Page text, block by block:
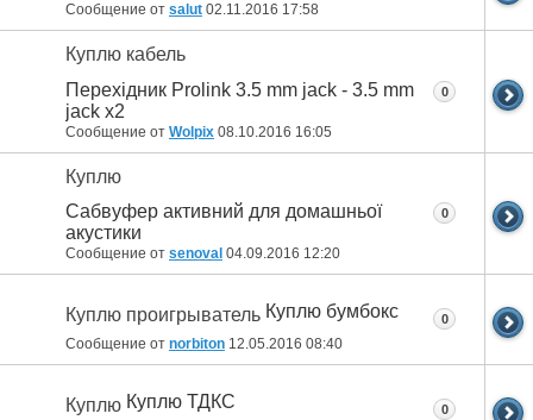
Сообщение от salut 02.11.2016 17:58
Куплю кабель
Перехідник Prolink 3.5 mm jack - 3.5 mm
jack x2
Сообщение от Wolpix 08.10.2016 16:05
0
Куплю
Сабвуфер активний для домашньої
акустики
Сообщение от senoval 04.09.2016 12:20
0
Куплю проигрыватель Куплю бумбокс
Сообщение от norbiton 12.05.2016 08:40
0
Куплю Куплю ТДКС 0